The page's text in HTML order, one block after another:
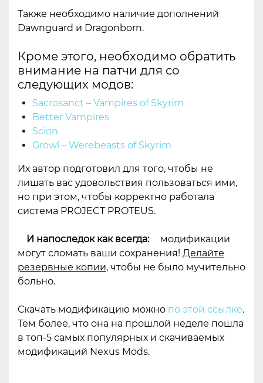
Также необходимо наличие дополнений
Dawnguard и Dragonborn.
Кроме этого, необходимо обратить
внимание на патчи для со
следующих модов:
Sacrosanct – Vampires of Skyrim
Better Vampires
Scion
Growl – Werebeasts of Skyrim
Их автор подготовил для того, чтобы не
лишать вас удовольствия пользоваться ими,
но при этом, чтобы корректно работала
система PROJECT PROTEUS.
И напоследок как всегда:
модификации
могут сломать ваши сохранения! Делайте
резервные копии, чтобы не было мучительно
больно.
Скачать модификацию можно по этой ссылке.
Тем более, что она на прошлой неделе пошла
в топ-5 самых популярных и скачиваемых
модификаций Nexus Mods.